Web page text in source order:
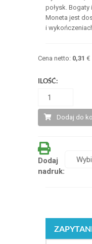
połysk.
Moneta jest
i
Cena netto: 0,31 €
ILOŚĆ:
Dodaj do
Dodaj
nadruk: